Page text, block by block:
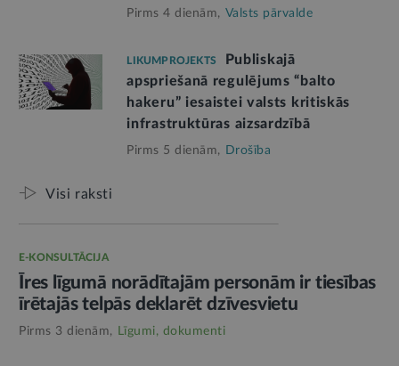
Pirms 4 dienām, Valsts pārvalde
LIKUMPROJEKTS
Publiskajā
apspriešanā regulējums “balto
hakeru” iesaistei valsts kritiskās
infrastruktūras aizsardzībā
Pirms 5 dienām, Drošība
Visi raksti
E-KONSULTĀCIJA
Īres līgumā norādītajām personām ir tiesības
īrētajās telpās deklarēt dzīvesvietu
Pirms 3 dienām, Līgumi, dokumenti